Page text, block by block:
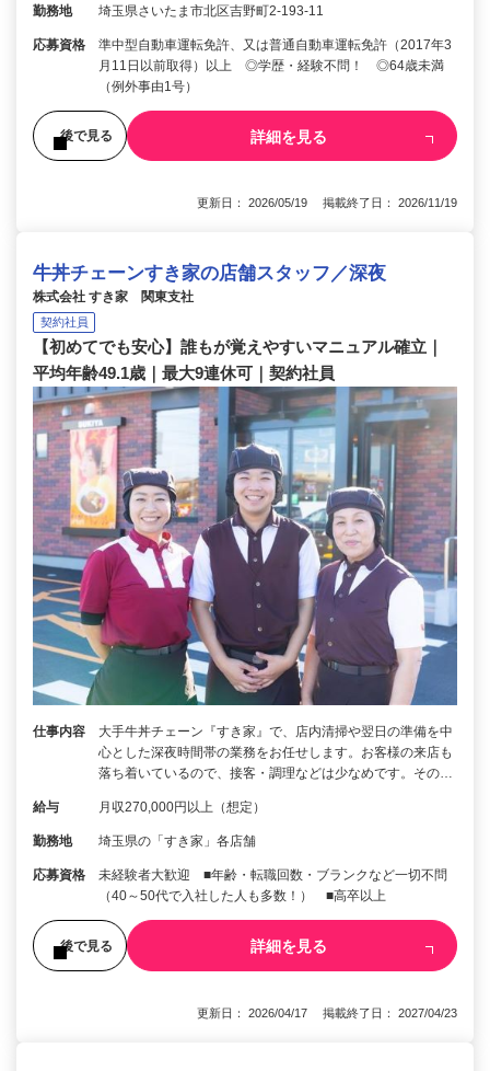
勤務地 埼玉県さいたま市北区吉野町2-193-11
応募資格
準中型自動車運転免許、又は普通自動車運転免許（2017年3
月11日以前取得）以上 ◎学歴・経験不問！ ◎64歳未満
（例外事由1号）
後で見る 詳細を見る
更新日： 2026/05/19 掲載終了日： 2026/11/19
牛丼チェーンすき家の店舗スタッフ／深夜
株式会社 すき家 関東支社
契約社員
【初めてでも安心】誰もが覚えやすいマニュアル確立｜
平均年齢49.1歳｜最大9連休可｜契約社員
仕事内容
大手牛丼チェーン『すき家』で、店内清掃や翌日の準備を中
心とした深夜時間帯の業務をお任せします。お客様の来店も
落ち着いているので、接客・調理などは少なめです。その…
給与 月収270,000円以上（想定）
勤務地 埼玉県の「すき家」各店舗
応募資格
未経験者大歓迎 ■年齢・転職回数・ブランクなど一切不問
（40～50代で入社した人も多数！） ■高卒以上
後で見る 詳細を見る
更新日： 2026/04/17 掲載終了日： 2027/04/23